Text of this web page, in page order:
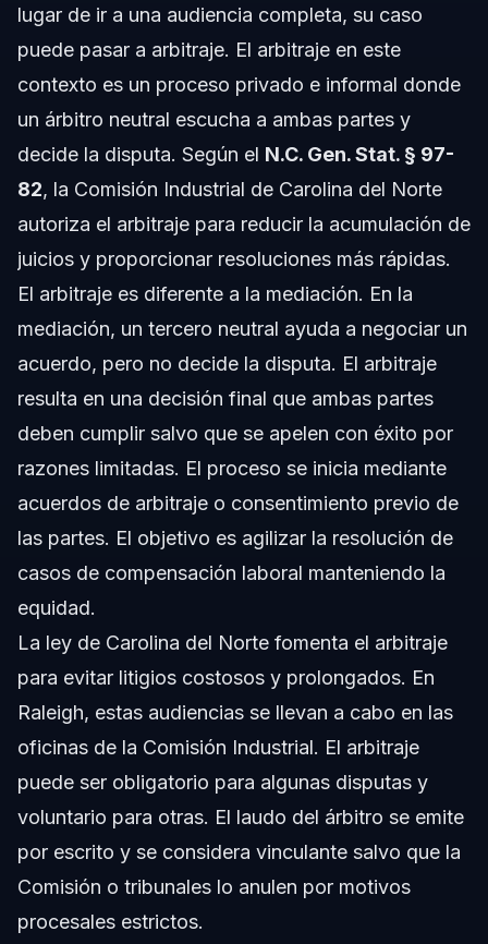
lugar de ir a una audiencia completa, su caso
puede pasar a arbitraje. El arbitraje en este
contexto es un proceso privado e informal donde
un árbitro neutral escucha a ambas partes y
decide la disputa. Según el N.C. Gen. Stat. § 97-
82, la Comisión Industrial de Carolina del Norte
autoriza el arbitraje para reducir la acumulación de
juicios y proporcionar resoluciones más rápidas.
El arbitraje es diferente a la mediación. En la
mediación, un tercero neutral ayuda a negociar un
acuerdo, pero no decide la disputa. El arbitraje
resulta en una decisión final que ambas partes
deben cumplir salvo que se apelen con éxito por
razones limitadas. El proceso se inicia mediante
acuerdos de arbitraje o consentimiento previo de
las partes. El objetivo es agilizar la resolución de
casos de compensación laboral manteniendo la
equidad.
La ley de Carolina del Norte fomenta el arbitraje
para evitar litigios costosos y prolongados. En
Raleigh, estas audiencias se llevan a cabo en las
oficinas de la Comisión Industrial. El arbitraje
puede ser obligatorio para algunas disputas y
voluntario para otras. El laudo del árbitro se emite
por escrito y se considera vinculante salvo que la
Comisión o tribunales lo anulen por motivos
procesales estrictos.